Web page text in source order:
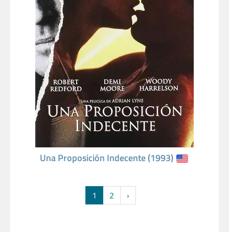
Una Proposición Indecente (1993)
1 2 ›